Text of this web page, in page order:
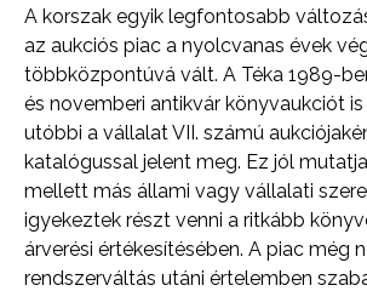
A korszak egyik legfontosabb
az aukciós piac a nyolcvanas évek
többközpontúvá vált. A Téka 1989-
és novemberi antikvár könyvaukciót
utóbbi a vállalat VII. számú
katalógussal jelent meg. Ez jól
mellett más állami vagy vállalati
igyekeztek részt venni a ritkább
árverési értékesítésében. A piac még
rendszerváltás utáni értelemben